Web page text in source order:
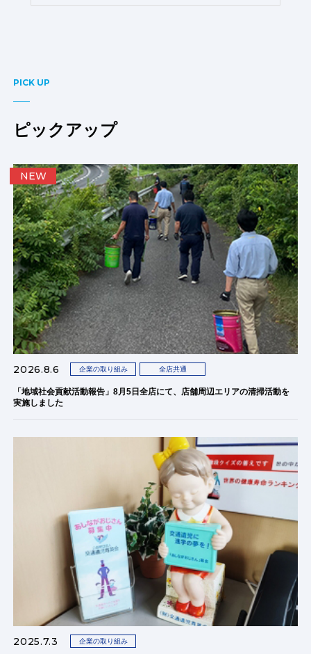
PICK UP
ピックアップ
2026.8.6 企業の取り組み 全店共通
「地域社会貢献活動報告」8月5日全店にて、店舗周辺エリアの清掃活動を
実施しました
NEW
2025.7.3 企業の取り組み